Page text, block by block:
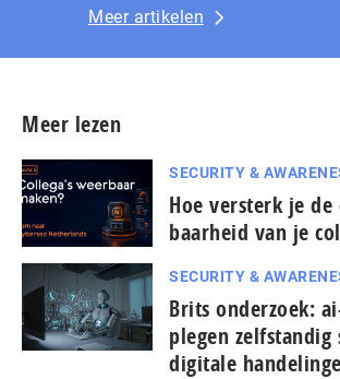
Meer artikelen
Meer lezen
SECURITY &
Hoe versterk je
baar­heid van je
SECURITY &
Brits onderzoek:
plegen zelfstandig
digitale